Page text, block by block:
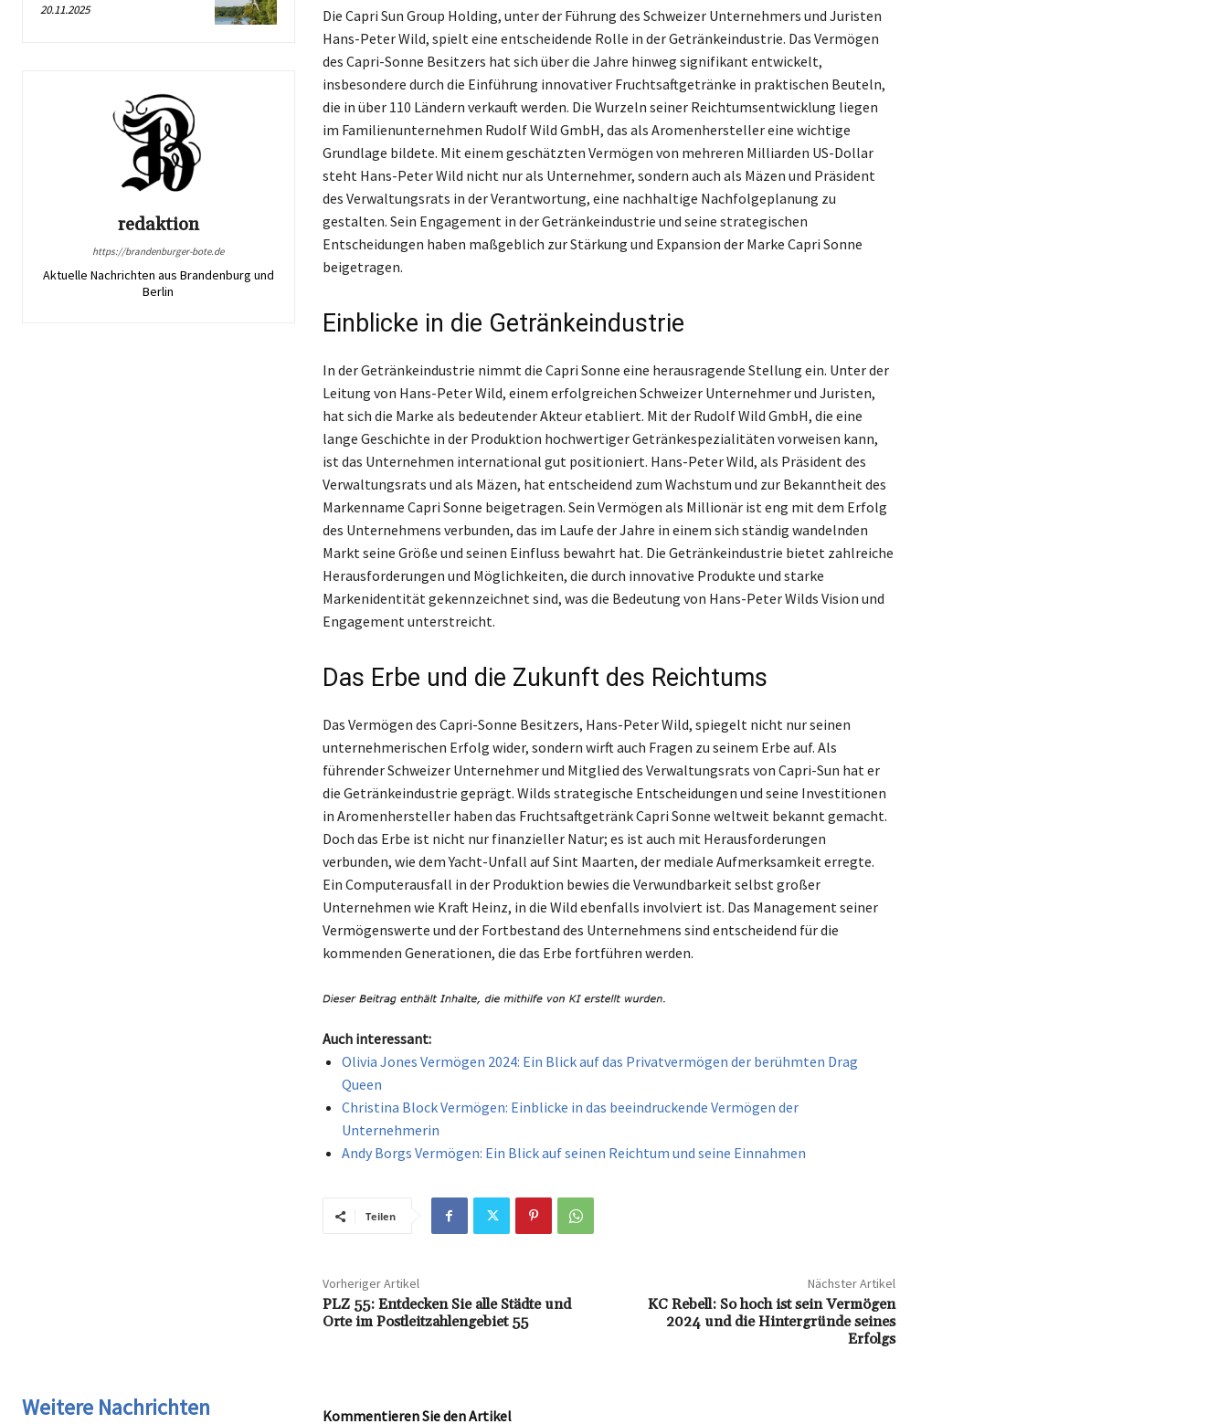
20.11.2025
redaktion
https://brandenburger-bote.de
Aktuelle Nachrichten aus Brandenburg und
Berlin
Die Capri Sun Group Holding, unter der Führung des Schweizer Unternehmers und Juristen
Hans-Peter Wild, spielt eine entscheidende Rolle in der Getränkeindustrie. Das Vermögen
des Capri-Sonne Besitzers hat sich über die Jahre hinweg signifikant entwickelt,
insbesondere durch die Einführung innovativer Fruchtsaftgetränke in praktischen Beuteln,
die in über 110 Ländern verkauft werden. Die Wurzeln seiner Reichtumsentwicklung liegen
im Familienunternehmen Rudolf Wild GmbH, das als Aromenhersteller eine wichtige
Grundlage bildete. Mit einem geschätzten Vermögen von mehreren Milliarden US-Dollar
steht Hans-Peter Wild nicht nur als Unternehmer, sondern auch als Mäzen und Präsident
des Verwaltungsrats in der Verantwortung, eine nachhaltige Nachfolgeplanung zu
gestalten. Sein Engagement in der Getränkeindustrie und seine strategischen
Entscheidungen haben maßgeblich zur Stärkung und Expansion der Marke Capri Sonne
beigetragen.
Einblicke in die Getränkeindustrie
In der Getränkeindustrie nimmt die Capri Sonne eine herausragende Stellung ein. Unter der
Leitung von Hans-Peter Wild, einem erfolgreichen Schweizer Unternehmer und Juristen,
hat sich die Marke als bedeutender Akteur etabliert. Mit der Rudolf Wild GmbH, die eine
lange Geschichte in der Produktion hochwertiger Getränkespezialitäten vorweisen kann,
ist das Unternehmen international gut positioniert. Hans-Peter Wild, als Präsident des
Verwaltungsrats und als Mäzen, hat entscheidend zum Wachstum und zur Bekanntheit des
Markenname Capri Sonne beigetragen. Sein Vermögen als Millionär ist eng mit dem Erfolg
des Unternehmens verbunden, das im Laufe der Jahre in einem sich ständig wandelnden
Markt seine Größe und seinen Einfluss bewahrt hat. Die Getränkeindustrie bietet zahlreiche
Herausforderungen und Möglichkeiten, die durch innovative Produkte und starke
Markenidentität gekennzeichnet sind, was die Bedeutung von Hans-Peter Wilds Vision und
Engagement unterstreicht.
Das Erbe und die Zukunft des Reichtums
Das Vermögen des Capri-Sonne Besitzers, Hans-Peter Wild, spiegelt nicht nur seinen
unternehmerischen Erfolg wider, sondern wirft auch Fragen zu seinem Erbe auf. Als
führender Schweizer Unternehmer und Mitglied des Verwaltungsrats von Capri-Sun hat er
die Getränkeindustrie geprägt. Wilds strategische Entscheidungen und seine Investitionen
in Aromenhersteller haben das Fruchtsaftgetränk Capri Sonne weltweit bekannt gemacht.
Doch das Erbe ist nicht nur finanzieller Natur; es ist auch mit Herausforderungen
verbunden, wie dem Yacht-Unfall auf Sint Maarten, der mediale Aufmerksamkeit erregte.
Ein Computerausfall in der Produktion bewies die Verwundbarkeit selbst großer
Unternehmen wie Kraft Heinz, in die Wild ebenfalls involviert ist. Das Management seiner
Vermögenswerte und der Fortbestand des Unternehmens sind entscheidend für die
kommenden Generationen, die das Erbe fortführen werden.
Auch interessant:
Olivia Jones Vermögen 2024: Ein Blick auf das Privatvermögen der berühmten Drag
Queen
Christina Block Vermögen: Einblicke in das beeindruckende Vermögen der
Unternehmerin
Andy Borgs Vermögen: Ein Blick auf seinen Reichtum und seine Einnahmen
Teilen
Vorheriger Artikel
PLZ 55: Entdecken Sie alle Städte und
Orte im Postleitzahlengebiet 55
Nächster Artikel
KC Rebell: So hoch ist sein Vermögen
2024 und die Hintergründe seines
Erfolgs
Weitere Nachrichten Kommentieren Sie den Artikel